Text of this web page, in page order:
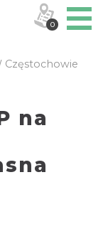
Częstochowie
na
0